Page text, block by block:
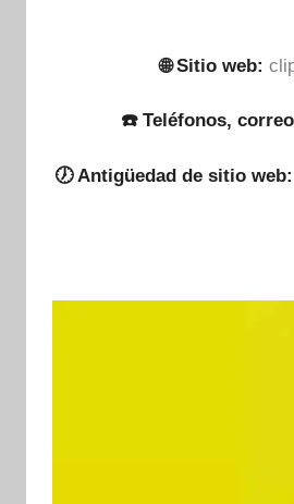
🌐 Sitio web:
☎️ Teléfonos,
🕖 Antigüedad de sitio web: